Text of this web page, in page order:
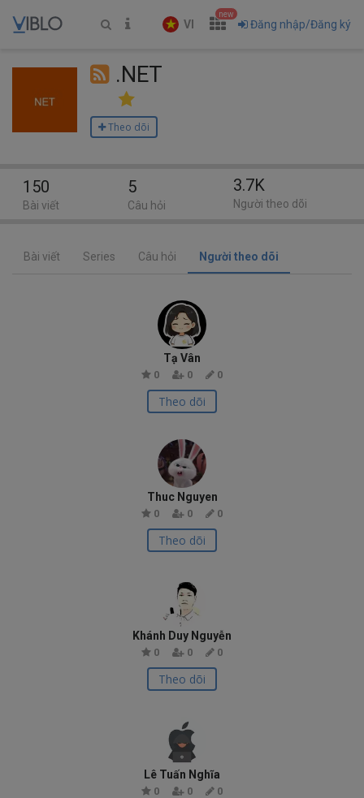
VI
new
Đăng nhập/Đăng ký
.NET
Theo dõi
Bài viết Series Câu hỏi Người theo dõi
Tạ Vân
0 0 0
Theo dõi
Thuc Nguyen
0 0 0
Theo dõi
Khánh Duy Nguyễn
0 0 0
Theo dõi
Lê Tuấn Nghĩa
0 0 0
150
Bài viết
5
Câu hỏi
3.7K
Người theo dõi